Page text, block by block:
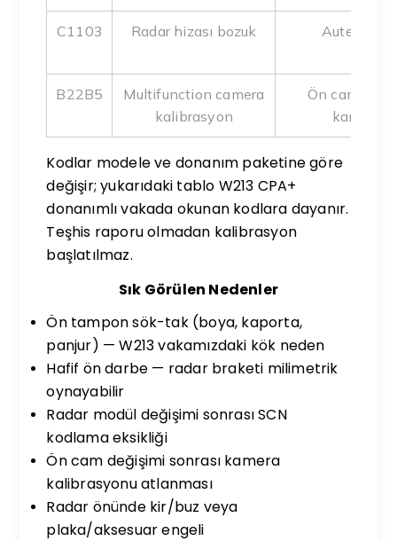
C1103 Radar hizası bozuk
Autel
B22B5
Multifunction camera
kalibrasyon
Ön cam/
kamera
Kodlar modele ve donanım paketine göre
değişir; yukarıdaki tablo W213 CPA+
donanımlı vakada okunan kodlara dayanır.
Teşhis raporu olmadan kalibrasyon
başlatılmaz.
Sık Görülen Nedenler
Ön tampon sök-tak (boya, kaporta,
panjur) — W213 vakamızdaki kök neden
Hafif ön darbe — radar braketi milimetrik
oynayabilir
Radar modül değişimi sonrası SCN
kodlama eksikliği
Ön cam değişimi sonrası kamera
kalibrasyonu atlanması
Radar önünde kir/buz veya
plaka/aksesuar engeli